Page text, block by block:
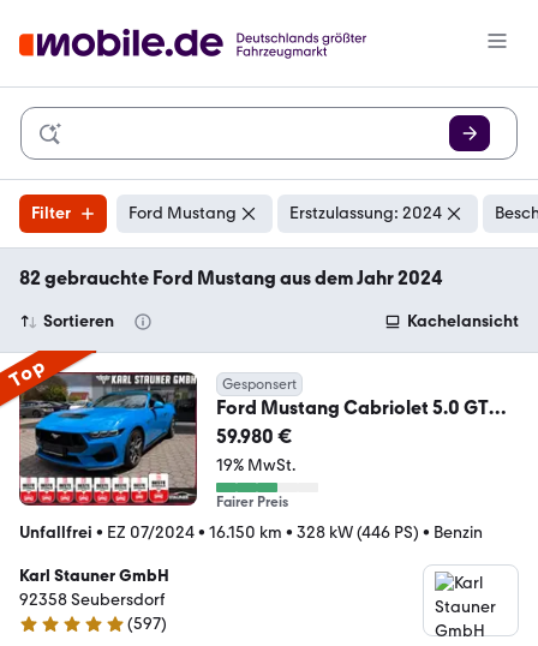
Filter Ford Mustang Erstzulassung: 2024
82 gebrauchte Ford Mustang aus dem Jahr 2024
Sortieren Kachelansicht
Top Gesponsert
Ford Mustang Cabriolet 5.0 GT
ABSTANDSMTEP KAMERA DAB
59.980 €
19% MwSt.
Fairer Preis
Unfallfrei • EZ 07/2024• 16.150 km • 328 kW (446 PS) • Benzin
Karl Stauner GmbH
92358 Seubersdorf
4.8 Sterne
(597)